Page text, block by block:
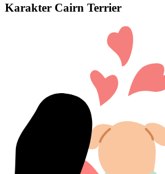
Karakter Cairn Terrier